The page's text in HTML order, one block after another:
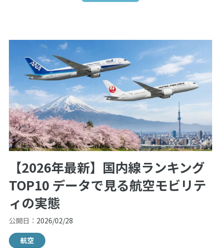
【2026年最新】国内線ランキング
TOP10 データで見る航空モビリテ
ィの実態
公開日： 2026/02/28
航空